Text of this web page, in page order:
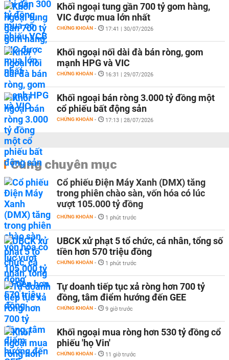
Khối ngoại tung gần 700 tỷ gom hàng,
VIC được mua lớn nhất
CHỨNG KHOÁN - 17:41 | 30/07/2026
Khối ngoại nối dài đà bán ròng, gom
mạnh HPG và VIC
CHỨNG KHOÁN - 16:31 | 29/07/2026
Khối ngoại bán ròng 3.000 tỷ đồng một
cổ phiếu bất động sản
CHỨNG KHOÁN - 17:13 | 28/07/2026
Cùng chuyên mục
Cổ phiếu Điện Máy Xanh (DMX) tăng
trong phiên chào sàn, vốn hóa có lúc
vượt 105.000 tỷ đồng
CHỨNG KHOÁN - 1 phút trước
UBCK xử phạt 5 tổ chức, cá nhân, tổng số
tiền hơn 570 triệu đồng
CHỨNG KHOÁN - 1 phút trước
Tự doanh tiếp tục xả ròng hơn 700 tỷ
đồng, tâm điểm hướng đến GEE
CHỨNG KHOÁN - 9 giờ trước
Khối ngoại mua ròng hơn 530 tỷ đồng cổ
phiếu 'họ Vin'
CHỨNG KHOÁN - 11 giờ trước